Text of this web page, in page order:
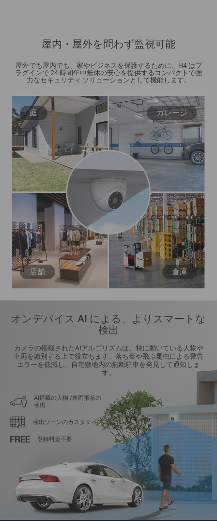
屋内・屋外を問わず監視可能
屋外でも屋内でも、家やビジネスを保護するために、H4 はプ
ラグインで 24 時間年中無休の安心を提供するコンパクトで強
力なセキュリティ ソリューションとして機能します。
庭 ガレージ
店舗 倉庫
オンデバイス AI による、よりスマートな
検出
カメラの搭載されたAIアルゴリズムは、特に動いている人物や
車両を識別する上で役立ちます。落ち葉や飛ぶ昆虫による警告
エラーを低減し、自宅敷地内の無断駐車を発見して通知しま
す。
AI搭載の人物 /車両形状の
検出
検出ゾーンのカスタマイズ
登録料金不要